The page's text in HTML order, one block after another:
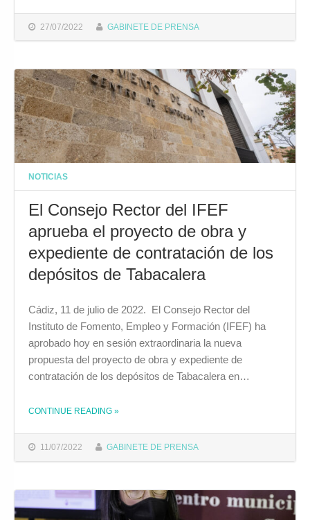
27/07/2022 GABINETE DE PRENSA
NOTICIAS
El Consejo Rector del IFEF
aprueba el proyecto de obra y
expediente de contratación de los
depósitos de Tabacalera
11/07/2022 GABINETE DE PRENSA
Cádiz, 11 de julio de 2022. El Consejo Rector del
Instituto de Fomento, Empleo y Formación (IFEF) ha
aprobado hoy en sesión extraordinaria la nueva
propuesta del proyecto de obra y expediente de
contratación de los depósitos de Tabacalera en…
CONTINUE READING THE "EL CONSEJO RECTOR DEL IFEF APRUEBA EL PROYECTO DE OBRA Y EXPEDIENTE DE CONTRATACIÓN DE LOS DEPÓSITOS DE TABACALERA"
»